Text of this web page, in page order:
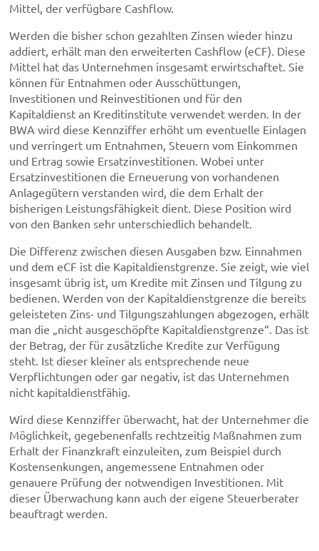
Mittel, der verfügbare Cashflow.
Werden die bisher schon gezahlten Zinsen wieder hinzu
addiert, erhält man den erweiterten Cashflow (eCF). Diese
Mittel hat das Unternehmen insgesamt erwirtschaftet. Sie
können für Entnahmen oder Ausschüttungen,
Investitionen und Reinvestitionen und für den
Kapitaldienst an Kreditinstitute verwendet werden. In der
BWA wird diese Kennziffer erhöht um eventuelle Einlagen
und verringert um Entnahmen, Steuern vom Einkommen
und Ertrag sowie Ersatzinvestitionen. Wobei unter
Ersatzinvestitionen die Erneuerung von vorhandenen
Anlagegütern verstanden wird, die dem Erhalt der
bisherigen Leistungsfähigkeit dient. Diese Position wird
von den Banken sehr unterschiedlich behandelt.
Die Differenz zwischen diesen Ausgaben bzw. Einnahmen
und dem eCF ist die Kapitaldienstgrenze. Sie zeigt, wie viel
insgesamt übrig ist, um Kredite mit Zinsen und Tilgung zu
bedienen. Werden von der Kapitaldienstgrenze die bereits
geleisteten Zins- und Tilgungszahlungen abgezogen, erhält
man die „nicht ausgeschöpfte Kapitaldienstgrenze“. Das ist
der Betrag, der für zusätzliche Kredite zur Verfügung
steht. Ist dieser kleiner als entsprechende neue
Verpflichtungen oder gar negativ, ist das Unternehmen
nicht kapitaldienstfähig.
Wird diese Kennziffer überwacht, hat der Unternehmer die
Möglichkeit, gegebenenfalls rechtzeitig Maßnahmen zum
Erhalt der Finanzkraft einzuleiten, zum Beispiel durch
Kostensenkungen, angemessene Entnahmen oder
genauere Prüfung der notwendigen Investitionen. Mit
dieser Überwachung kann auch der eigene Steuerberater
beauftragt werden.